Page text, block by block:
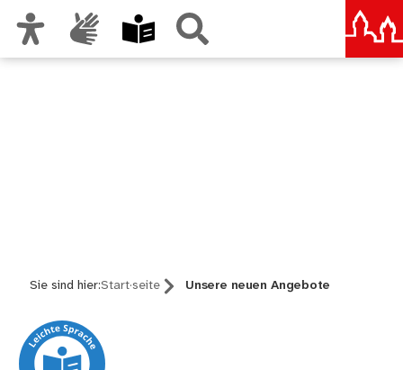
Zur Hauptnavigation
Zum Inhalt
Sie sind hier:Start·seite Unsere neuen Angebote